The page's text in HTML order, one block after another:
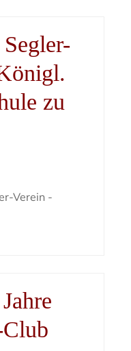
zu
Verein -
Club